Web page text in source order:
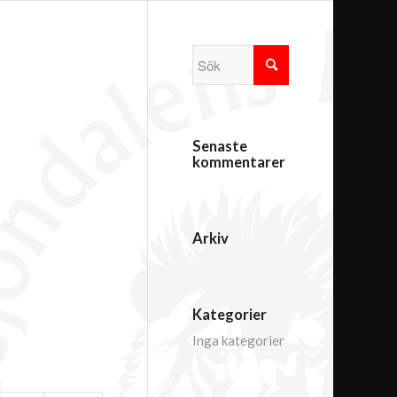
Senaste
kommentarer
Arkiv
Kategorier
Inga kategorier